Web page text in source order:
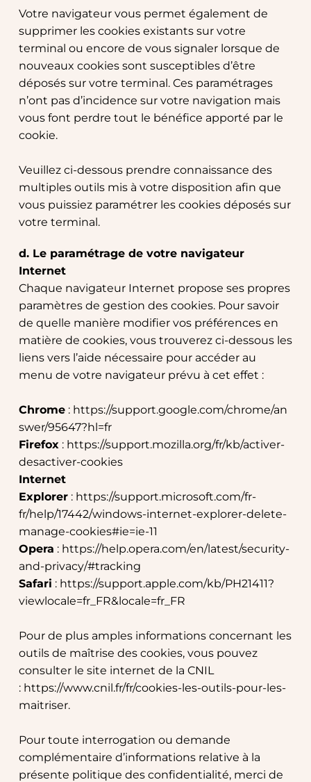
Votre navigateur vous permet également de
supprimer les cookies existants sur votre
terminal ou encore de vous signaler lorsque de
nouveaux cookies sont susceptibles d’être
déposés sur votre terminal. Ces paramétrages
n’ont pas d’incidence sur votre navigation mais
vous font perdre tout le bénéfice apporté par le
cookie.
Veuillez ci-dessous prendre connaissance des
multiples outils mis à votre disposition afin que
vous puissiez paramétrer les cookies déposés sur
votre terminal.
d. Le paramétrage de votre navigateur
Internet
Chaque navigateur Internet propose ses propres
paramètres de gestion des cookies. Pour savoir
de quelle manière modifier vos préférences en
matière de cookies, vous trouverez ci-dessous les
liens vers l’aide nécessaire pour accéder au
menu de votre navigateur prévu à cet effet :
Chrome : https://support.google.com/chrome/an
swer/95647?hl=fr
Firefox : https://support.mozilla.org/fr/kb/activer-
desactiver-cookies
Internet
Explorer : https://support.microsoft.com/fr-
fr/help/17442/windows-internet-explorer-delete-
manage-cookies#ie=ie-11
Opera : https://help.opera.com/en/latest/security-
and-privacy/#tracking
Safari : https://support.apple.com/kb/PH21411?
viewlocale=fr_FR&locale=fr_FR
Pour de plus amples informations concernant les
outils de maîtrise des cookies, vous pouvez
consulter le site internet de la CNIL
: https://www.cnil.fr/fr/cookies-les-outils-pour-les-
maitriser.
Pour toute interrogation ou demande
complémentaire d’informations relative à la
présente politique des confidentialité, merci de